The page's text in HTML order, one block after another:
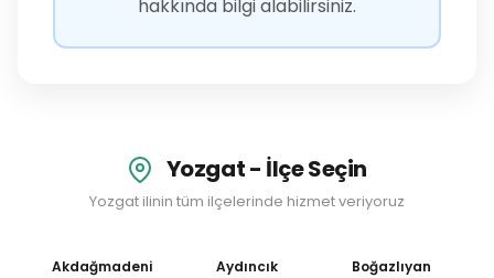
hakkında bilgi alabilirsiniz.
Yozgat - İlçe Seçin
Yozgat ilinin tüm ilçelerinde hizmet veriyoruz
Akdağmadeni Aydıncık Boğazlıyan